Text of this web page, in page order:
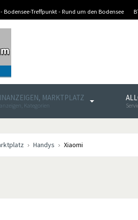
- Bodensee-Treffpunkt - Rund um den Bodensee
MARKTPLATZ
Kategorien
Handys Xiaomi